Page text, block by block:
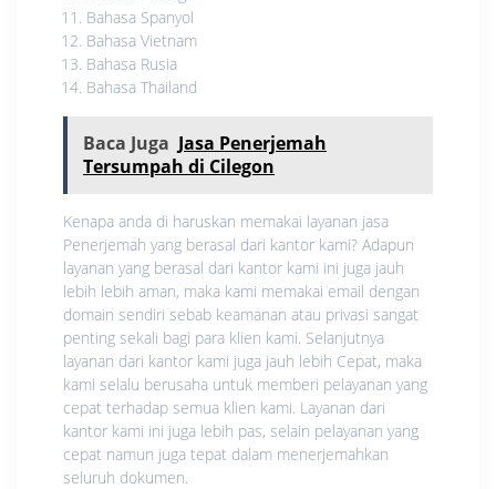
Bahasa Spanyol
Bahasa Vietnam
Bahasa Rusia
Bahasa Thailand
Baca Juga Jasa Penerjemah
Tersumpah di Cilegon
Kenapa anda di haruskan memakai layanan jasa
Penerjemah yang berasal dari kantor kami? Adapun
layanan yang berasal dari kantor kami ini juga jauh
lebih lebih aman, maka kami memakai email dengan
domain sendiri sebab keamanan atau privasi sangat
penting sekali bagi para klien kami. Selanjutnya
layanan dari kantor kami juga jauh lebih Cepat, maka
kami selalu berusaha untuk memberi pelayanan yang
cepat terhadap semua klien kami. Layanan dari
kantor kami ini juga lebih pas, selain pelayanan yang
cepat namun juga tepat dalam menerjemahkan
seluruh dokumen.